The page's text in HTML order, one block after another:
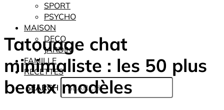
SPORT
PSYCHO
MAISON
DECO
JARDIN
FAMILLE
RECETTES
SEARCH
Tatouage chat
minimaliste : les 50 plus
beaux modèles